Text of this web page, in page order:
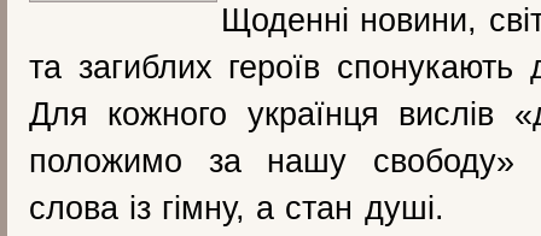
Щоденні новини,
та загиблих героїв спонукають
Для кожного українця вислів
положимо за нашу свободу»
слова із гімну, а стан душі.